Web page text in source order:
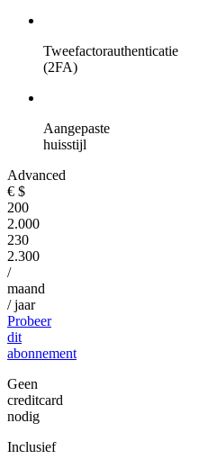
Tweefactorauthenticatie
(2FA)
Aangepaste
huisstijl
Advanced
€ $
200
2.000
230
2.300
/
maand
/ jaar
Probeer
dit
abonnement
Geen
creditcard
nodig
Inclusief